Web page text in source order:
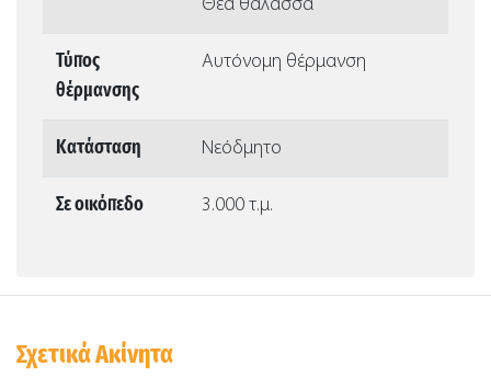
Θέα θάλασσα
Τύπος
θέρμανσης
Αυτόνομη θέρμανση
Κατάσταση Νεόδμητο
Σε οικόπεδο 3.000 τ.μ.
Σχετικά Ακίνητα